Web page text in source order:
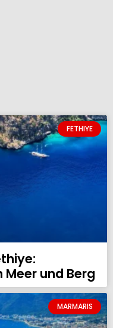
FETHIYE
und Berg
MARMARIS